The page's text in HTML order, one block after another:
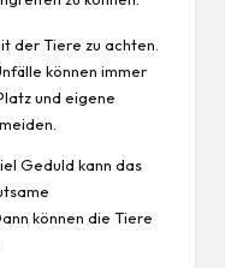
der Tiere zu achten.
können immer
und eigene
Geduld kann das
können die Tiere